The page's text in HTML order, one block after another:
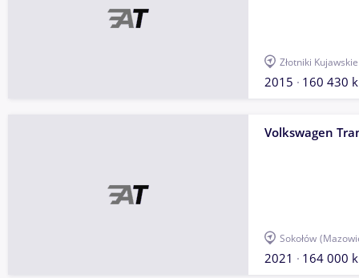
Złotniki Kujawskie
2015 160 430
Volkswagen
Sokołów
2021 164 000